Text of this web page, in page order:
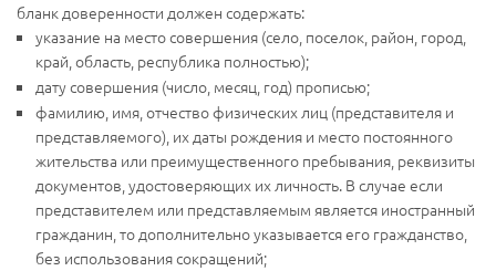
бланк доверенности должен содержать:
указание на место совершения (село, поселок, район, город,
край, область, республика полностью);
дату совершения (число, месяц, год) прописью;
фамилию, имя, отчество физических лиц (представителя и
представляемого), их даты рождения и место постоянного
жительства или преимущественного пребывания, реквизиты
документов, удостоверяющих их личность. В случае если
представителем или представляемым является иностранный
гражданин, то дополнительно указывается его гражданство,
без использования сокращений;